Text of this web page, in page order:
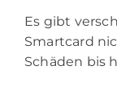
Es gibt
Smartcard
Schäden bis